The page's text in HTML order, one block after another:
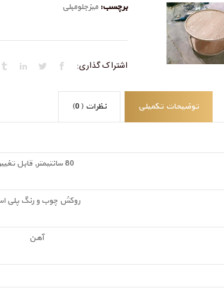
برچسب: میزجلومبلی
اشتراک گذاری:
توضیحات تکمیلی نظرات (0)
80 سانتیمتر, قابل تغییر
روکش چوب و رنگ پلی
آهن